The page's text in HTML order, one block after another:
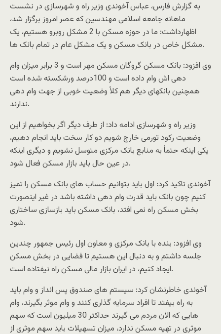
به گزارش فارس، عباس آخوندی وزیر راه و شهرسازی در نشست
ماهانه جامعه اسلامی مهندسین که عصر امروز برگزار شد،
اظهارداشت: ما در حوزه مسکن با 2 مشکل روبرو هستیم، یک
مشکل خاص در بانک مسکن و یک مشکل عام در تمام بانک ها.
وی افزود: بانک مسکن گروگان مسکن مهر است و 3 برابر میزان وام
دهی اش وام داده است و 100درصد ورشکسته شده است
همچنین بانکهای دیگر هم کلاً وضعیت خوبی از جهت وام دهی
ندارند.
وزیر راه و شهرسازی ادامه داد: از طرف دیگر اگر بخواهیم از این
وضعیت رکود تورمی خارج شویم دو کار سخت باید انجام دهیم،
یکی اینکه حتماً به منابع بانک مرکزی متوسل نشویم و دیگری اینکه
در عین حال باید بازار مسکن فعال شود.
آخوندی تاکید کرد: اول باید بتوانیم حساب های بانک مسکن را تمیز
کنیم چون بانک باید قدرت وام دهی داشته باشد در غیر اینصورت
بخش مسکن راه نمی افتد، بانک مسکن باید بازسازی ساختاری
شود.
وی افزود: بنده با بانک مرکزی و معاون اول رئیس جمهور چندین
جلسه داشتم و به دنبال این هستیم تا فضایی در بخش مسکن
ایجاد کنیم، در ایران بازار مالی مسکن راه نیفتاده است.
آخوندی خاطرنشان کرد: سیستم های صندوق پس انداز و وام باید
به راه بیفتد تا افراد سرمایه گذاری کنند و وام موثر بگیرند، وام
هایی که الان مردم می گیرند حداکثر 30 میلیون است که سهم
موثری در تهیه مسکن ندارد، میزان تسهیلات باید سهم موثری از